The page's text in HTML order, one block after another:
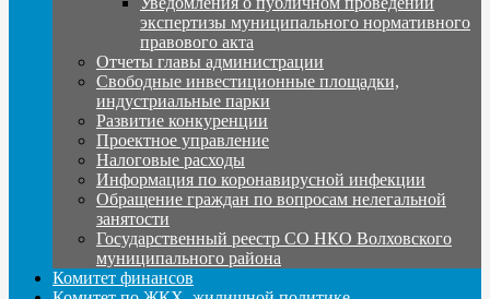
экспертизы муниципального нормативного
правового акта
Отчеты главы администрации
Свободные инвестиционные площадки,
индустриальные парки
Развитие конкуренции
Проектное управление
Налоговые расходы
Информация по коронавирусной инфекции
Обращение граждан по вопросам нелегальной
занятости
Государственный реестр СО НКО Волховского
муниципального района
Комитет финансов